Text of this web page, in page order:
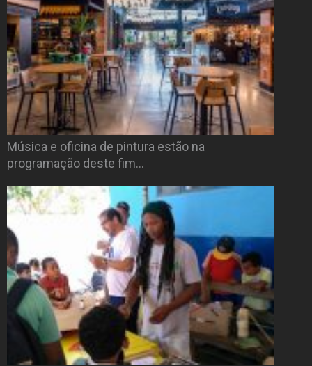
Música e oficina de pintura estão na
programação deste fim…